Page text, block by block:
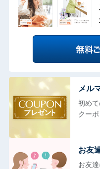
メル
初め
クー
お友
お友